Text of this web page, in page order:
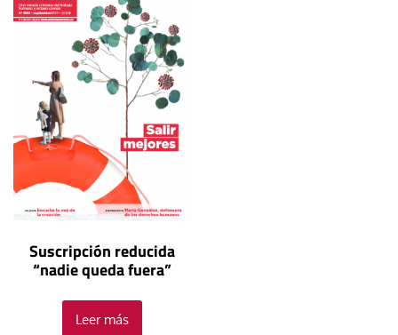
Suscripción reducida
“nadie queda fuera”
Leer más